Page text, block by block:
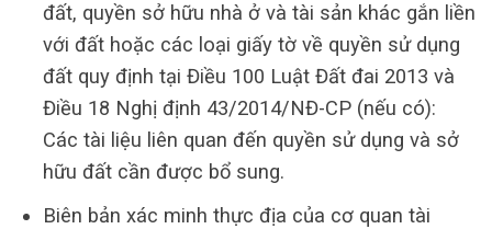
đất, quyền sở hữu nhà ở và tài sản khác gắn liền
với đất hoặc các loại giấy tờ về quyền sử dụng
đất quy định tại Điều 100 Luật Đất đai 2013 và
Điều 18 Nghị định 43/2014/NĐ-CP (nếu có):
Các tài liệu liên quan đến quyền sử dụng và sở
hữu đất cần được bổ sung.
Biên bản xác minh thực địa của cơ quan tài